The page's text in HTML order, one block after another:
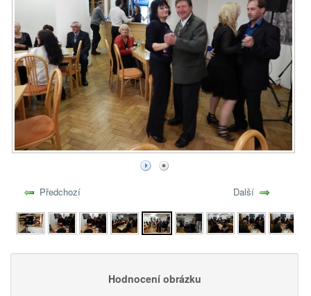
Předchozí Další
Hodnocení obrázku